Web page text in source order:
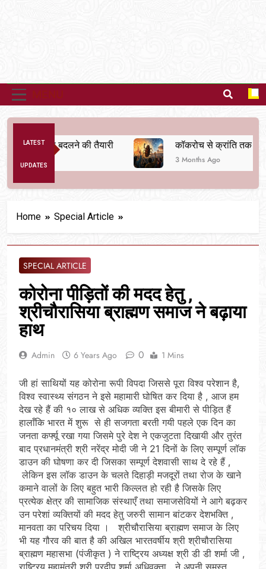
LATEST
UPDATES
व्यवस्था बदलने की तैयारी कॉकरोच से क्रांति तक
3 Months Ago
Home Special Article
SPECIAL ARTICLE
कोरोना पीड़ितों की मदद हेतु ,
श्रीचौरासिया ब्राह्मण समाज ने बढ़ाया
हाथ
Admin 6 Years Ago 0 1 Mins
जी हां साथियों यह कोरोना रूपी विपदा जिससे पूरा विश्व परेशान है,
विश्व स्वास्थ्य संगठन ने इसे महामारी घोषित कर दिया है , आज हम
देख रहे हैं की १० लाख से अधिक व्यक्ति इस बीमारी से पीड़ित हैं
हालाँकि भारत में शुरू से ही सजगता बरती गयी पहले एक दिन का
जनता कर्फ्यू रखा गया जिसमे पुरे देश ने एकजुटता दिखायी और तुरंत
बाद प्रधानमंत्री श्री नरेंद्र मोदी जी ने 21 दिनों के लिए सम्पूर्ण लॉक
डाउन की घोषणा कर दी जिसका सम्पूर्ण देशवासी साथ दे रहे हैं ,
लेकिन इस लॉक डाउन के चलते दिहाड़ी मजदूरों तथा रोज के खाने
कमाने वालों के लिए बहुत भारी किल्लत हो रही है जिसके लिए
प्रत्येक क्षेत्र की सामाजिक संस्थाएँ तथा समाजसेवियों ने आगे बढ़कर
उन परेशां व्यक्तियों की मदद हेतु जरुरी सामान बांटकर देशभक्ति ,
मानवता का परिचय दिया । श्रीचौरासिया ब्राह्मण समाज के लिए
भी यह गौरव की बात है की अखिल भारतवर्षीय श्री श्रीचौरासिया
ब्राह्मण महासभा (पंजीकृत ) ने राष्ट्रिय अध्यक्ष श्री डी डी शर्मा जी ,
राष्ट्रिय महामंत्री श्री प्रदीप शर्मा अधिवक्ता , ने अपनी समस्त